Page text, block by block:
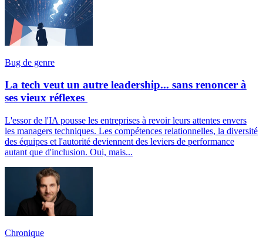
Bug de genre
La tech veut un autre leadership... sans renoncer à
ses vieux réflexes
L'essor de l'IA pousse les entreprises à revoir leurs attentes envers
les managers techniques. Les compétences relationnelles, la diversité
des équipes et l'autorité deviennent des leviers de performance
autant que d'inclusion. Oui, mais...
Chronique